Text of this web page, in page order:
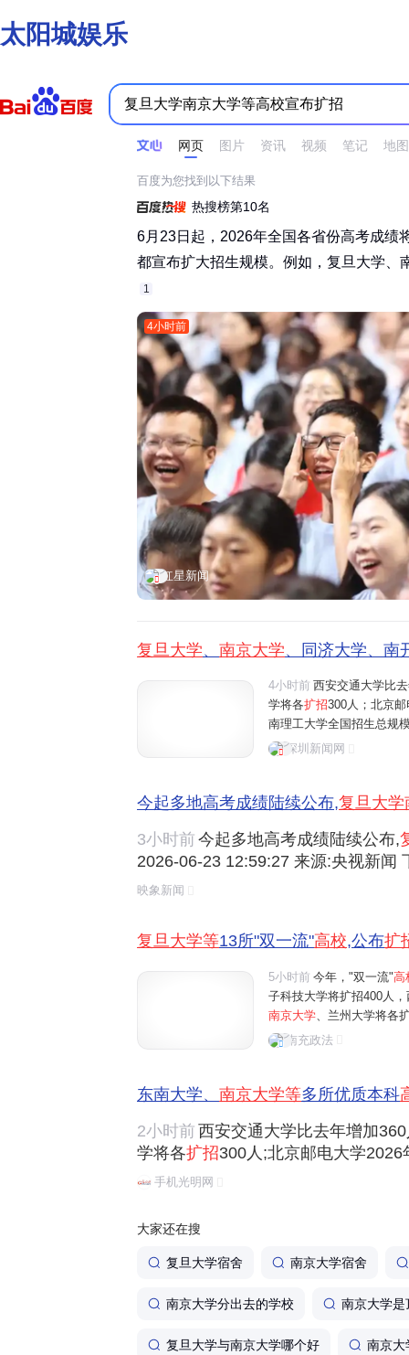
太阳城娱乐
网页 图片 资讯 视频 笔记 地图
时间不限 所有网页和文件 站点内检索
百度为您找到以下结果
热搜榜第10名
6月23日起，2026年全国各省份高考成绩
都宣布扩大招生规模。例如，复旦大学、
1
4小时前
红星新闻
复旦大学、 南京大学、同济大学、南
4小时前 西安交通大学比
学将各扩招300人；北京
南理工大学全国招生总规
山东大学、中央财经大学
深圳新闻网
今起多地高考成绩陆续公布,复旦大学
3小时前 今起多地高考成绩陆续公布,
2026-06-23 12:59:27 来源:央视新闻
朗普称能迅速解决黎巴嫩问题 两客
映象新闻
复旦大学等13所"双一流"高校,公布扩
5小时前 今年，"双一流"高
子科技大学将扩招400人
南京大学 、兰州大学将各
增量为180人；华南理工
南充政法
东南大学、 南京大学等多所优质本科
2小时前 西安交通大学比去年增加
学将各扩招300人;北京邮电大学
理工大学全国招生总规模比2025年
00个招生名额。
手机光明网
大家还在搜
复旦大学宿舍 南京大学宿舍
南京大学分出去的学校 南京大学是
复旦大学与南京大学哪个好 南京大